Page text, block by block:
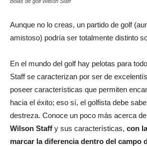
Aunque no lo creas, un partido de golf
amistoso) podría ser totalmente distinto
En el mundo del golf hay pelotas para
Staff se caracterizan por ser de
poseer características que permiten
hacia el éxito; eso sí, el golfista debe
destreza. Conoce un poco más acerca
Wilson Staff y sus características, con
marcar la diferencia dentro del campo